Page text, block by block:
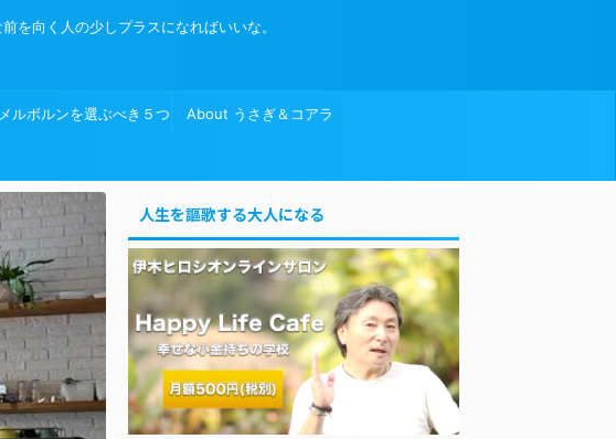
向く人の少しプラスになればいいな。
メルボルンを選ぶべき５つ About うさぎ＆コアラ
人生を謳歌する大人になる